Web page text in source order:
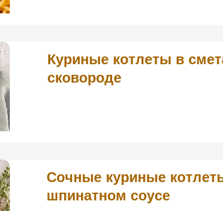
Куриные котлеты в
сковороде
Сочные куриные
шпинатном соусе